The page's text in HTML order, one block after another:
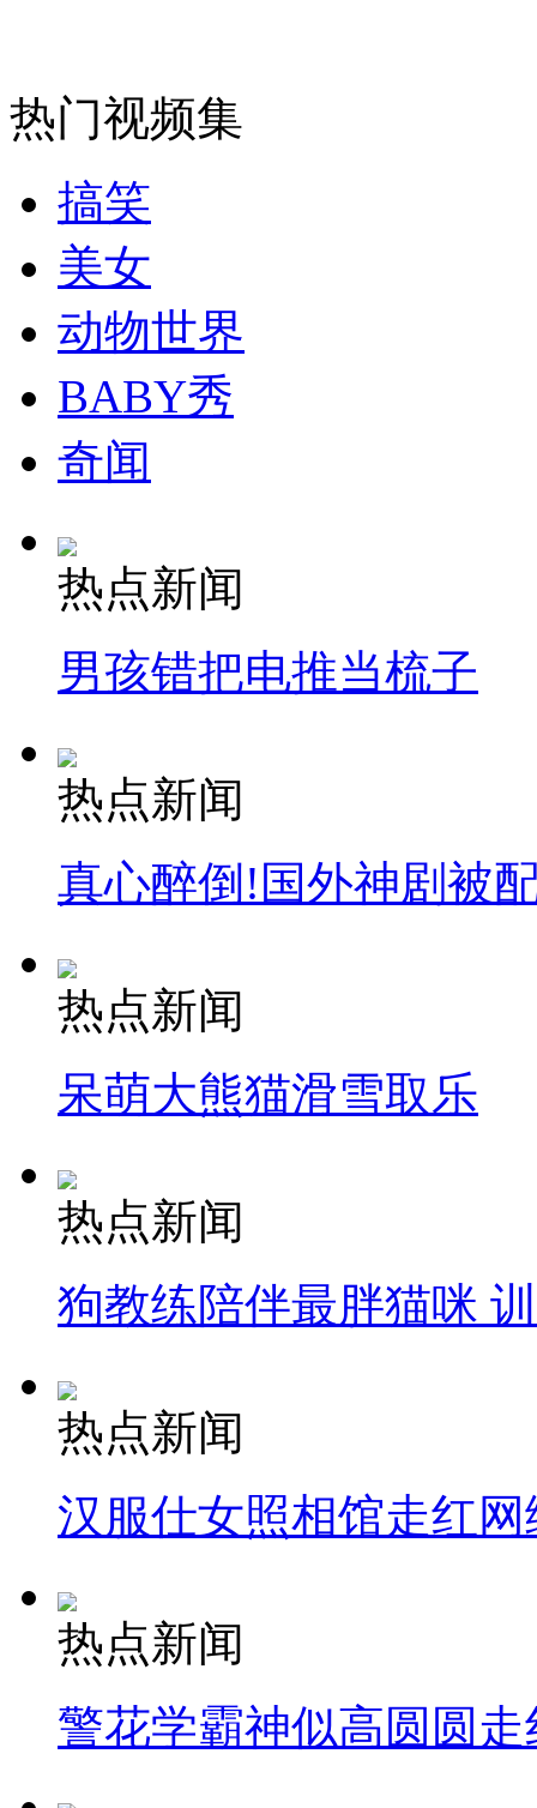
热门视频集
搞笑
美女
动物世界
BABY秀
奇闻
热点新闻
男孩错把电推当梳子
热点新闻
真心醉倒!国外神剧被
热点新闻
呆萌大熊猫滑雪取乐
热点新闻
狗教练陪伴最胖猫咪
热点新闻
汉服仕女照相馆走红网
热点新闻
警花学霸神似高圆圆走